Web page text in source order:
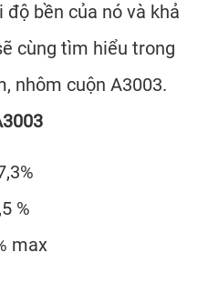
bền của nó và khả
cùng tìm hiểu trong
nhôm cuộn A3003.
%
max